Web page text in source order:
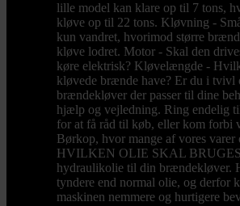
lille model kan klare op til 7 tons,
kløve op til 22 tons. Kløvning -
kun vandret, hvorimod større
kløve lodret. Motor - Skal den
køre elektrisk? Kløvelængde -
kløvede brænde have? Er du i tvivl
brændekløver der passer til dine
hjælp og vejledning. Ring endelig
for at få råd til køb, eller kom forbi
Børkop, hvor mange af vores varer
HVILKEN OLIE SKAL
hydraulikolie til din brændekløver.
tyndere end normal olie, og derfor
maskinen nemmere og hurtigere